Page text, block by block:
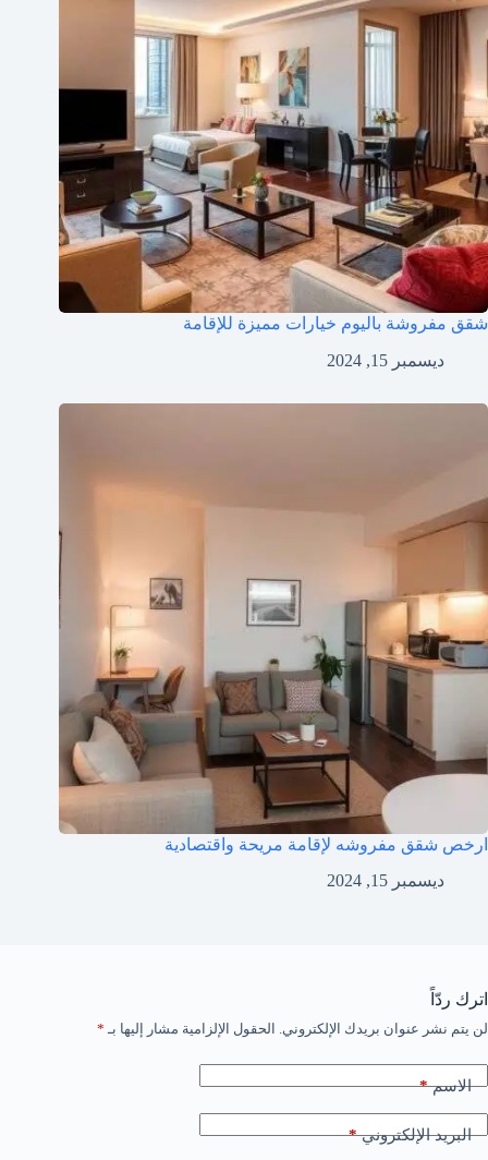
شقق مفروشة باليوم خيارات مميزة للإقامة
ديسمبر 15, 2024
ارخص شقق مفروشه لإقامة مريحة واقتصادية
ديسمبر 15, 2024
اترك ردّاً
لن يتم نشر عنوان بريدك الإلكتروني. الحقول الإلزامية مشار إليها بـ *
الاسم*
البريد الإلكتروني*